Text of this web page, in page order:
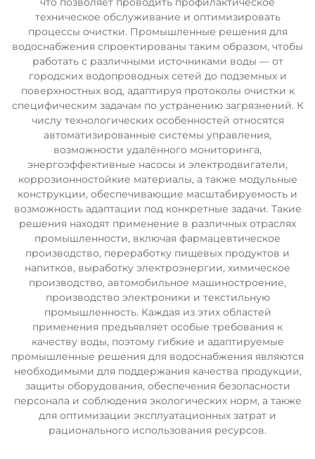
техническое обслуживание и оптимизировать
процессы очистки. Промышленные решения для
водоснабжения спроектированы таким образом, чтобы
работать с различными источниками воды — от
городских водопроводных сетей до подземных и
поверхностных вод, адаптируя протоколы очистки к
специфическим задачам по устранению загрязнений. К
числу технологических особенностей относятся
автоматизированные системы управления,
возможности удалённого мониторинга,
энергоэффективные насосы и электродвигатели,
коррозионностойкие материалы, а также модульные
конструкции, обеспечивающие масштабируемость и
возможность адаптации под конкретные задачи. Такие
решения находят применение в различных отраслях
промышленности, включая фармацевтическое
производство, переработку пищевых продуктов и
напитков, выработку электроэнергии, химическое
производство, автомобильное машиностроение,
производство электроники и текстильную
промышленность. Каждая из этих областей
применения предъявляет особые требования к
качеству воды, поэтому гибкие и адаптируемые
промышленные решения для водоснабжения являются
необходимыми для поддержания качества продукции,
защиты оборудования, обеспечения безопасности
персонала и соблюдения экологических норм, а также
для оптимизации эксплуатационных затрат и
рационального использования ресурсов.